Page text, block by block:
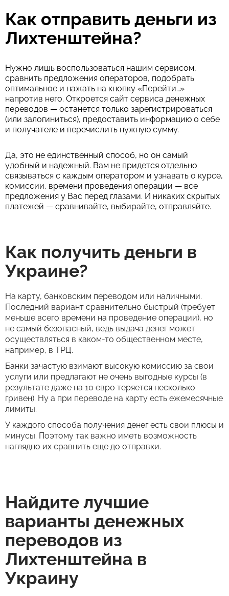
Как отправить деньги из
Лихтенштейна?
Нужно лишь воспользоваться нашим сервисом,
сравнить предложения операторов, подобрать
оптимальное и нажать на кнопку «Перейти…»
напротив него. Откроется сайт сервиса денежных
переводов — останется только зарегистрироваться
(или залогиниться), предоставить информацию о себе
и получателе и перечислить нужную сумму.
Да, это не единственный способ, но он самый
удобный и надежный. Вам не придется отдельно
связываться с каждым оператором и узнавать о курсе,
комиссии, времени проведения операции — все
предложения у Вас перед глазами. И никаких скрытых
платежей — сравнивайте, выбирайте, отправляйте.
Как получить деньги в
Украине?
На карту, банковским переводом или наличными.
Последний вариант сравнительно быстрый (требует
меньше всего времени на проведение операции), но
не самый безопасный, ведь выдача денег может
осуществляться в каком-то общественном месте,
например, в ТРЦ.
Банки зачастую взимают высокую комиссию за свои
услуги или предлагают не очень выгодные курсы (в
результате даже на 10 евро теряется несколько
гривен). Ну а при переводе на карту есть ежемесячные
лимиты.
У каждого способа получения денег есть свои плюсы и
минусы. Поэтому так важно иметь возможность
наглядно их сравнить еще до отправки.
Найдите лучшие
варианты денежных
переводов из
Лихтенштейна в
Украину